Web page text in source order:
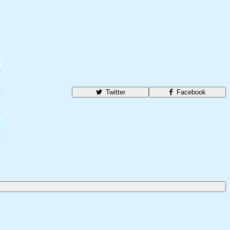
Facebook
Twitter